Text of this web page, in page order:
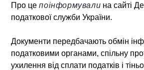
Про цепоінформували на сайті
податкової служби України.
Документи передбачають обмін
податковими органами, спільну
ухилення від сплати податків і